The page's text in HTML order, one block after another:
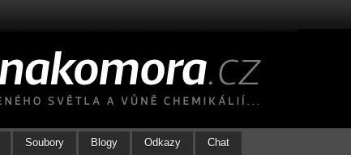
Soubory Blogy Odkazy Chat